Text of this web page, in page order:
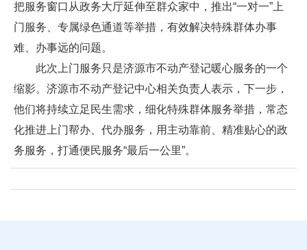
把服务窗口从政务大厅延伸至群众家中，推出“一对一”上
门服务、专属绿色通道等举措，有效解决特殊群体办事
难、办事远的问题。
此次上门服务只是济源市不动产登记暖心服务的一个
缩影。济源市不动产登记中心相关负责人表示，下一步，
他们将持续立足民生需求，细化特殊群体服务举措，常态
化推进上门帮办、代办服务，用主动靠前、精准贴心的政
务服务，打通便民服务“最后一公里”。